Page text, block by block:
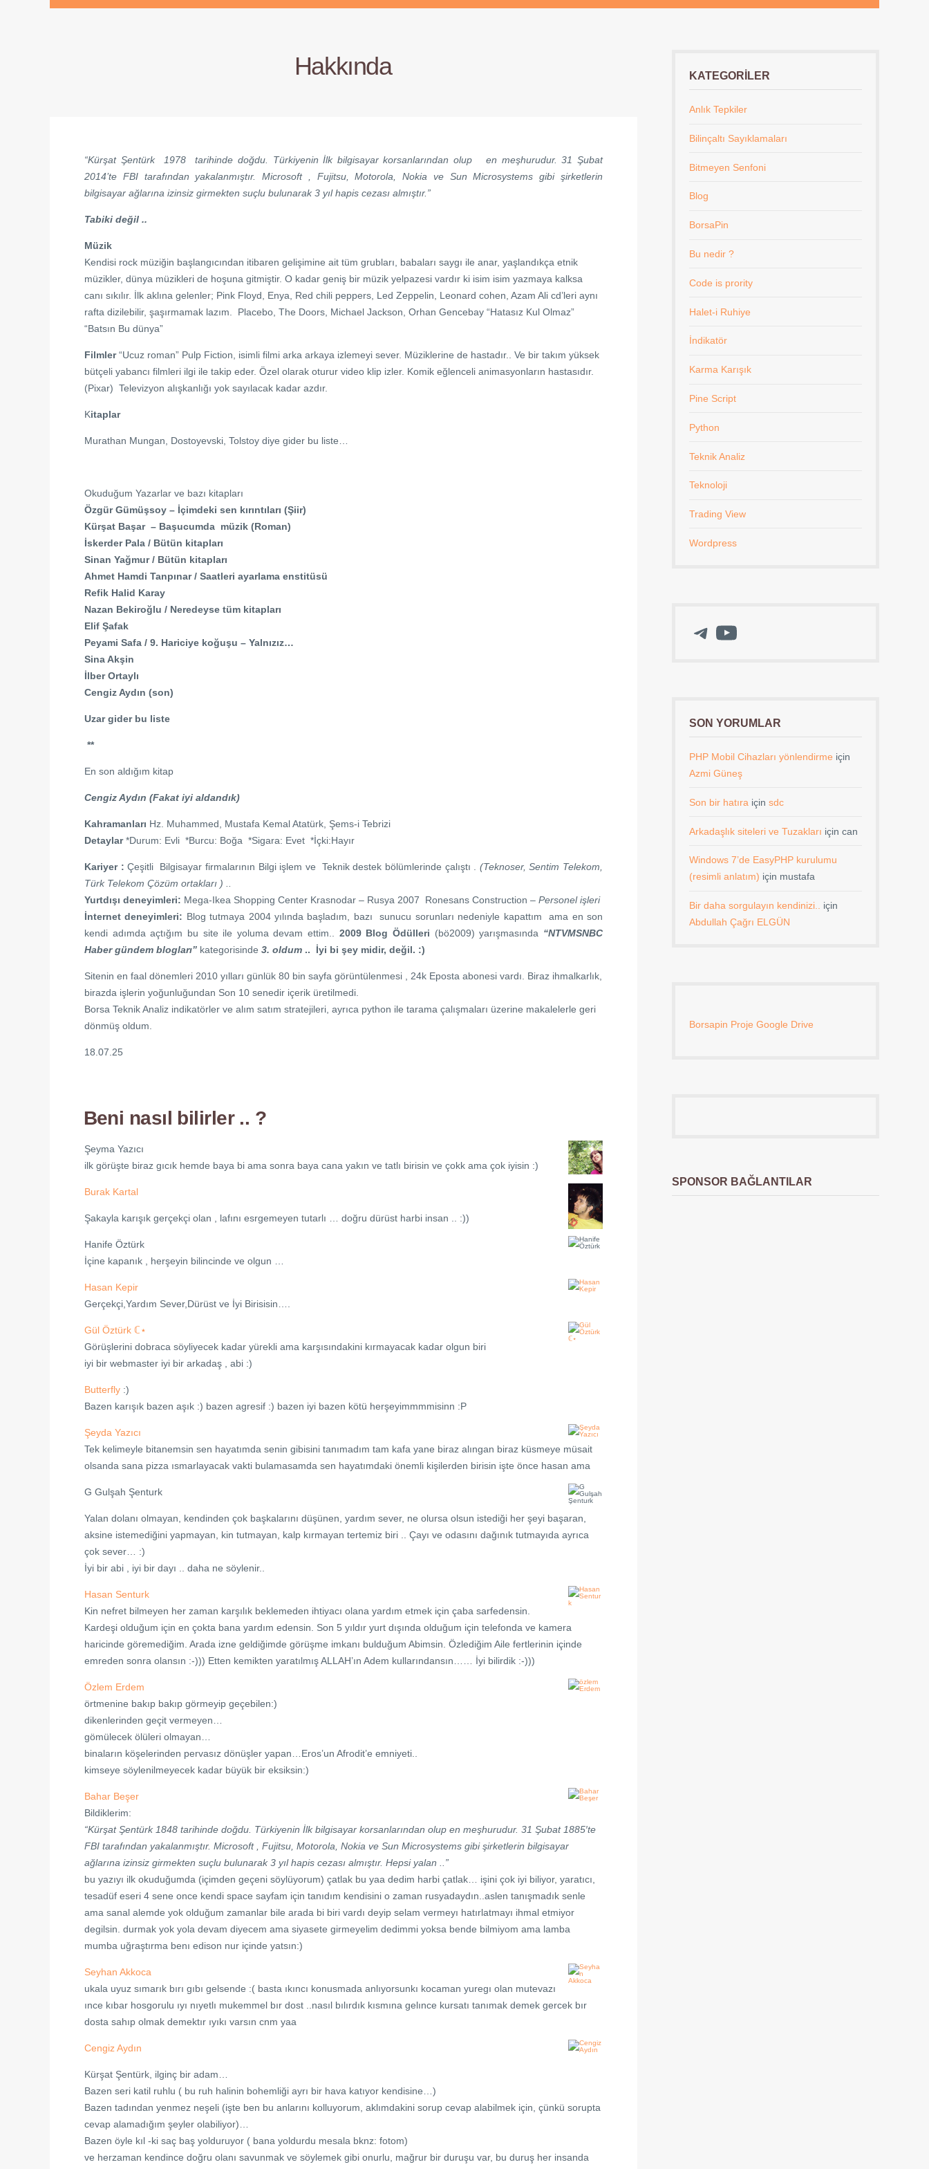
Hakkında
“Kürşat Şentürk 1978 tarihinde doğdu. Türkiyenin İlk bilgisayar korsanlarından olup en meşhurudur. 31 Şubat
2014’te FBI tarafından yakalanmıştır. Microsoft , Fujitsu, Motorola, Nokia ve Sun Microsystems gibi şirketlerin
bilgisayar ağlarına izinsiz girmekten suçlu bulunarak 3 yıl hapis cezası almıştır.”
Tabiki değil ..
Müzik
Kendisi rock müziğin başlangıcından itibaren gelişimine ait tüm grubları, babaları saygı ile anar, yaşlandıkça etnik
müzikler, dünya müzikleri de hoşuna gitmiştir. O kadar geniş bir müzik yelpazesi vardır ki isim isim yazmaya kalksa
canı sıkılır. İlk aklına gelenler; Pink Floyd, Enya, Red chili peppers, Led Zeppelin, Leonard cohen, Azam Ali cd’leri aynı
rafta dizilebilir, şaşırmamak lazım. Placebo, The Doors, Michael Jackson, Orhan Gencebay “Hatasız Kul Olmaz”
“Batsın Bu dünya”
Filmler“Ucuz roman” Pulp Fiction, isimli filmi arka arkaya izlemeyi sever. Müziklerine de hastadır.. Ve bir takım yüksek
bütçeli yabancı filmleri ilgi ile takip eder. Özel olarak oturur video klip izler. Komik eğlenceli animasyonların hastasıdır.
(Pixar) Televizyon alışkanlığı yok sayılacak kadar azdır.
Kitaplar
Murathan Mungan, Dostoyevski, Tolstoy diye gider bu liste…
Okuduğum Yazarlar ve bazı kitapları
Özgür Gümüşsoy – İçimdeki sen kırıntıları (Şiir)
Kürşat Başar – Başucumda müzik (Roman)
İskerder Pala / Bütün kitapları
Sinan Yağmur / Bütün kitapları
Ahmet Hamdi Tanpınar / Saatleri ayarlama enstitüsü
Refik Halid Karay
Nazan Bekiroğlu / Neredeyse tüm kitapları
Elif Şafak
Peyami Safa / 9. Hariciye koğuşu – Yalnızız…
Sina Akşin
İlber Ortaylı
Cengiz Aydın (son)
Uzar gider bu liste
**
En son aldığım kitap
Cengiz Aydın (Fakat iyi aldandık)
Kahramanları Hz. Muhammed, Mustafa Kemal Atatürk, Şems-i Tebrizi
Detaylar*Durum: Evli *Burcu: Boğa *Sigara: Evet *İçki:Hayır
Kariyer :Çeşitli Bilgisayar firmalarının Bilgi işlem ve Teknik destek bölümlerinde çalıştı . (Teknoser, Sentim Telekom,
Türk Telekom Çözüm ortakları ) ..
Yurtdışı deneyimleri: Mega-Ikea Shopping Center Krasnodar – Rusya 2007 Ronesans Construction – Personel işleri
İnternet deneyimleri: Blog tutmaya 2004 yılında başladım, bazı sunucu sorunları nedeniyle kapattım ama en son
kendi adımda açtığım bu site ile yoluma devam ettim.. 2009 Blog Ödülleri (bö2009) yarışmasında “NTVMSNBC
Haber gündem blogları” kategorisinde 3. oldum .. İyi bi şey midir, değil. :)
Sitenin en faal dönemleri 2010 yılları günlük 80 bin sayfa görüntülenmesi , 24k Eposta abonesi vardı. Biraz ihmalkarlık,
birazda işlerin yoğunluğundan Son 10 senedir içerik üretilmedi.
Borsa Teknik Analiz indikatörler ve alım satım stratejileri, ayrıca python ile tarama çalışmaları üzerine makalelerle geri
dönmüş oldum.
18.07.25
Beni nasıl bilirler .. ?
Şeyma Yazıcı
ilk görüşte biraz gıcık hemde baya bi ama sonra baya cana yakın ve tatlı birisin ve çokk ama çok iyisin :)
Burak Kartal
Şakayla karışık gerçekçi olan , lafını esrgemeyen tutarlı … doğru dürüst harbi insan .. :))
Hanife Öztürk
İçine kapanık , herşeyin bilincinde ve olgun …
Hasan Kepir
Gerçekçi,Yardım Sever,Dürüst ve İyi Birisisin….
Gül Öztürk ℂ⋆
Görüşlerini dobraca söyliyecek kadar yürekli ama karşısındakini kırmayacak kadar olgun biri
iyi bir webmaster iyi bir arkadaş , abi :)
Butterfly :)
Bazen karışık bazen aşık :) bazen agresif :) bazen iyi bazen kötü herşeyimmmmisinn :P
Şeyda Yazıcı
Tek kelimeyle bitanemsin sen hayatımda senin gibisini tanımadım tam kafa yane biraz alıngan biraz küsmeye müsait
olsanda sana pizza ısmarlayacak vakti bulamasamda sen hayatımdaki önemli kişilerden birisin işte önce hasan ama
G Gulşah Şenturk
Yalan dolanı olmayan, kendinden çok başkalarını düşünen, yardım sever, ne olursa olsun istediği her şeyi başaran,
aksine istemediğini yapmayan, kin tutmayan, kalp kırmayan tertemiz biri .. Çayı ve odasını dağınık tutmayıda ayrıca
çok sever… :)
İyi bir abi , iyi bir dayı .. daha ne söylenir..
Hasan Senturk
Kin nefret bilmeyen her zaman karşılık beklemeden ihtiyacı olana yardım etmek için çaba sarfedensin.
Kardeşi olduğum için en çokta bana yardım edensin. Son 5 yıldır yurt dışında olduğum için telefonda ve kamera
haricinde göremediğim. Arada izne geldiğimde görüşme imkanı bulduğum Abimsin. Özlediğim Aile fertlerinin içinde
emreden sonra olansın :-))) Etten kemikten yaratılmış ALLAH’ın Adem kullarındansın…… İyi bilirdik :-)))
Özlem Erdem
örtmenine bakıp bakıp görmeyip geçebilen:)
dikenlerinden geçit vermeyen…
gömülecek ölüleri olmayan…
binaların köşelerinden pervasız dönüşler yapan…Eros’un Afrodit’e emniyeti..
kimseye söylenilmeyecek kadar büyük bir eksiksin:)
Bahar Beşer
Bildiklerim:
“Kürşat Şentürk 1848 tarihinde doğdu. Türkiyenin İlk bilgisayar korsanlarından olup en meşhurudur. 31 Şubat 1885′te
FBI tarafından yakalanmıştır. Microsoft , Fujitsu, Motorola, Nokia ve Sun Microsystems gibi şirketlerin bilgisayar
ağlarına izinsiz girmekten suçlu bulunarak 3 yıl hapis cezası almıştır. Hepsi yalan ..”
bu yazıyı ilk okuduğumda (içimden geçeni söylüyorum) çatlak bu yaa dedim harbi çatlak… işini çok iyi biliyor, yaratıcı,
tesadüf eseri 4 sene once kendi space sayfam için tanıdım kendisini o zaman rusyadaydın..aslen tanışmadık senle
ama sanal alemde yok olduğum zamanlar bile arada bi biri vardı deyip selam vermeyı hatırlatmayı ihmal etmiyor
degilsin. durmak yok yola devam diyecem ama siyasete girmeyelim dedimmi yoksa bende bilmiyom ama lamba
mumba uğraştırma benı edison nur içinde yatsın:)
Seyhan Akkoca
ukala uyuz sımarık bırı gıbı gelsende :( basta ıkıncı konusmada anlıyorsunkı kocaman yuregı olan mutevazı
ınce kıbar hosgorulu ıyı nıyetlı mukemmel bır dost ..nasıl bılırdık kısmına gelınce kursatı tanımak demek gercek bır
dosta sahıp olmak demektır ıyıkı varsın cnm yaa
Cengiz Aydın
Kürşat Şentürk, ilginç bir adam…
Bazen seri katil ruhlu ( bu ruh halinin bohemliği ayrı bir hava katıyor kendisine…)
Bazen tadından yenmez neşeli (işte ben bu anlarını kolluyorum, aklımdakini sorup cevap alabilmek için, çünkü sorupta
cevap alamadığım şeyler olabiliyor)…
Bazen öyle kıl -ki saç baş yolduruyor ( bana yoldurdu mesala bknz: fotom)
ve herzaman kendince doğru olanı savunmak ve söylemek gibi onurlu, mağrur bir duruşu var, bu duruş her insanda
KATEGORILER
Anlık Tepkiler
Bilinçaltı Sayıklamaları
Bitmeyen Senfoni
Blog
BorsaPin
Bu nedir ?
Code is prority
Halet-i Ruhiye
İndikatör
Karma Karışık
Pine Script
Python
Teknik Analiz
Teknoloji
Trading View
Wordpress
Telegram
YouTube
SON YORUMLAR
PHP Mobil Cihazları yönlendirme için
Azmi Güneş
Son bir hatıra için sdc
Arkadaşlık siteleri ve Tuzakları için can
Windows 7’de EasyPHP kurulumu
(resimli anlatım) için mustafa
Bir daha sorgulayın kendinizi..
için
Abdullah Çağrı ELGÜN
Borsapin Proje Google Drive
SPONSOR BAĞLANTILAR